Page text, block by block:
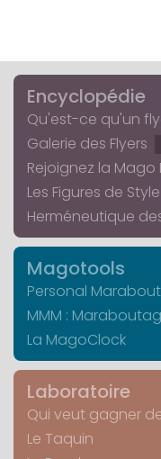
Encyclopédie
Qu'est-ce qu'un
Galerie des Flyers
Rejoignez la Mago
Les Figures de Style
Herméneutique
Magotools
Personal
MMM :
La MagoClock
Laboratoire
Qui veut gagner
Le Taquin